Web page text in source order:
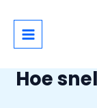
Hoe